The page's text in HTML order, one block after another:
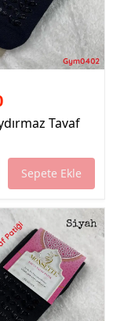
Tavaf
Sepete Ekle